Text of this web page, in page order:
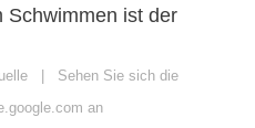
Schwimmen ist der
| Sehen Sie sich die
an